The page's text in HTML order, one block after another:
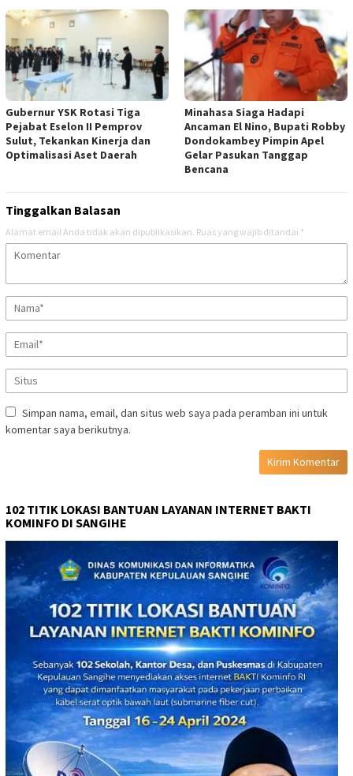
Gubernur YSK Rotasi Tiga
Pejabat Eselon II Pemprov
Sulut, Tekankan Kinerja dan
Optimalisasi Aset Daerah
Minahasa Siaga Hadapi
Ancaman El Nino, Bupati Robby
Dondokambey Pimpin Apel
Gelar Pasukan Tanggap
Bencana
Tinggalkan Balasan
Alamat email Anda tidak akan dipublikasikan. Ruas yang wajib ditandai *
Simpan nama, email, dan situs web saya pada peramban ini untuk
komentar saya berikutnya.
102 TITIK LOKASI BANTUAN LAYANAN INTERNET BAKTI
KOMINFO DI SANGIHE